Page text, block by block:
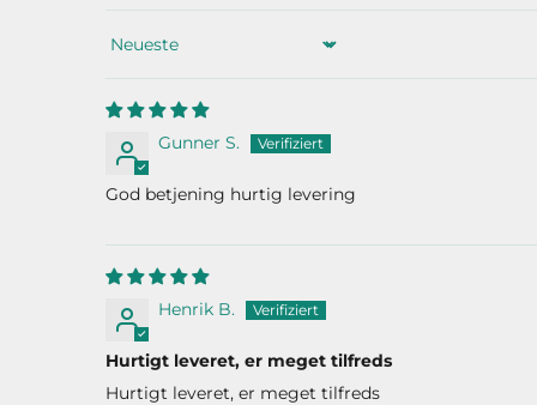
Sort by
Gunner S.
God betjening hurtig levering
Henrik B.
Hurtigt leveret, er meget tilfreds
Hurtigt leveret, er meget tilfreds